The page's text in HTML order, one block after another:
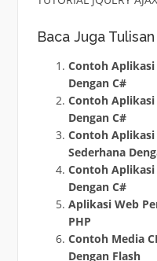
Baca Juga
Contoh Aplikasi
Dengan C#
Contoh
Dengan C#
Contoh Aplikasi
Sederhana
Contoh
Dengan C#
Aplikasi Web
PHP
Contoh Media
Dengan Flash